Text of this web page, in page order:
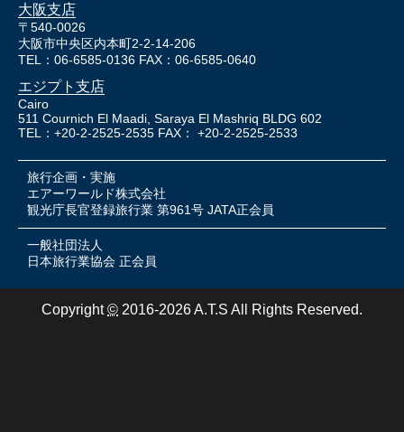
大阪支店
〒540-0026
大阪市中央区内本町2-2-14-206
TEL：06-6585-0136 FAX：06-6585-0640
エジプト支店
Cairo
511 Cournich El Maadi, Saraya El Mashriq BLDG 602
TEL：+20-2-2525-2535 FAX： +20-2-2525-2533
旅行企画・実施
エアーワールド株式会社
観光庁長官登録旅行業 第961号 JATA正会員
一般社団法人
日本旅行業協会 正会員
Copyright© 2016-2026 A.T.S All Rights Reserved.